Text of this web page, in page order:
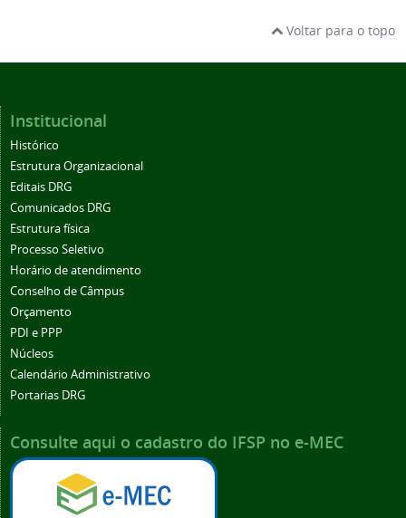
Voltar para o topo
Institucional
Histórico
Estrutura Organizacional
Editais DRG
Comunicados DRG
Estrutura física
Processo Seletivo
Horário de atendimento
Conselho de Câmpus
Orçamento
PDI e PPP
Núcleos
Calendário Administrativo
Portarias DRG
Consulte aqui o cadastro do IFSP no e-MEC